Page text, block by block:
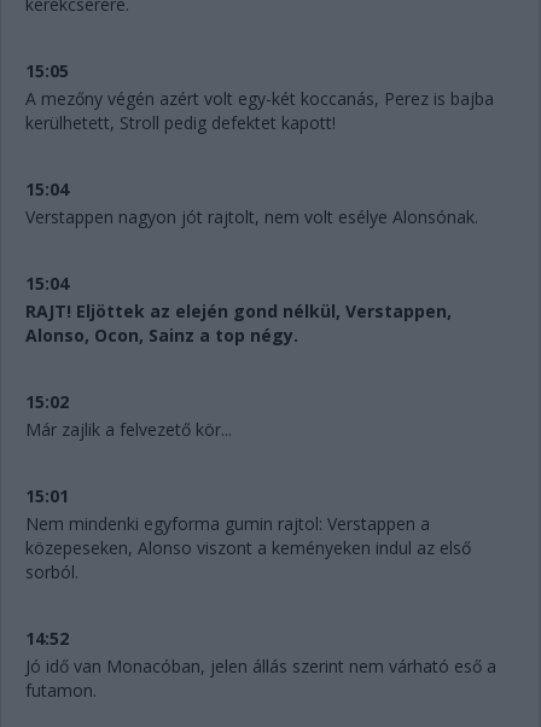
15:05
A mezőny végén azért volt egy-két koccanás, Perez is bajba
kerülhetett, Stroll pedig defektet kapott!
15:04
Verstappen nagyon jót rajtolt, nem volt esélye Alonsónak.
15:04
RAJT! Eljöttek az elején gond nélkül, Verstappen,
Alonso, Ocon, Sainz a top négy.
15:02
Már zajlik a felvezető kör...
15:01
Nem mindenki egyforma gumin rajtol: Verstappen a
közepeseken, Alonso viszont a keményeken indul az első
sorból.
14:52
Jó idő van Monacóban, jelen állás szerint nem várható eső a
futamon.